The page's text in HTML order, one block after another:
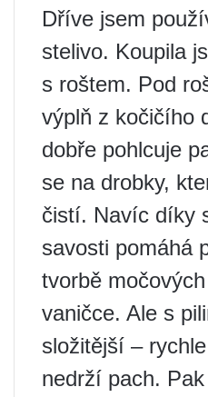
Dříve jsem
stelivo. Koupila
s roštem. Pod
výplň z kočičího
dobře pohlcuje
se na drobky,
čistí. Navíc díky
savosti pomáhá
tvorbě
vaničce. Ale s
složitější –
nedrží pach.